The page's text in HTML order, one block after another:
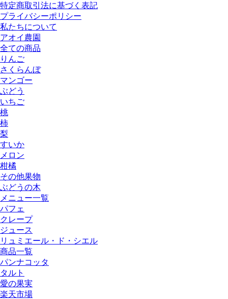
特定商取引法に基づく表記
プライバシーポリシー
私たちについて
アオイ農園
全ての商品
りんご
さくらんぼ
マンゴー
ぶどう
いちご
桃
柿
梨
すいか
メロン
柑橘
その他果物
ぶどうの木
メニュー一覧
パフェ
クレープ
ジュース
リュミエール・ド・シエル
商品一覧
パンナコッタ
タルト
愛の果実
楽天市場